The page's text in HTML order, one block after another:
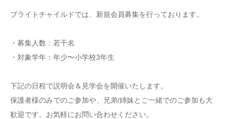
ブライトチャイルドでは、新規会員募集を行っております。
・募集人数：若干名
・対象学年：年少〜小学校3年生
下記の日程で説明会＆見学会を開催いたします。
保護者様のみでのご参加や、兄弟/姉妹とご一緒でのご参加も大
歓迎です。お気軽にお問い合わせください。